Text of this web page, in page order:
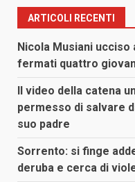
ARTICOLI RECENTI
Nicola Musiani
fermati quattro
Il video della catena
permesso di salvare
suo padre
Sorrento: si finge
deruba e cerca di